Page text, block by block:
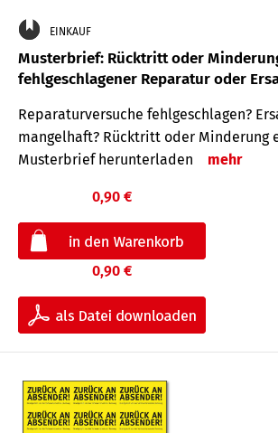
EINKAUF
Musterbrief: Rücktritt oder
fehlgeschlagener Reparatur oder
Reparaturversuche fehlgeschlagen?
mangelhaft? Rücktritt oder Minderung
Musterbrief herunterladen
mehr
0,90 €
0,90 €